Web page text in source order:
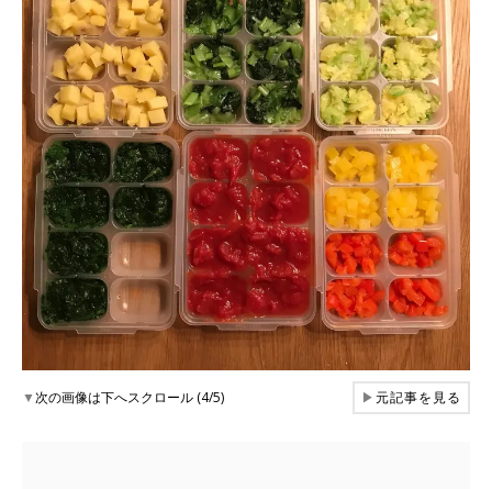
▼次の画像は下へスクロール (4/5) ▶元記事を見る